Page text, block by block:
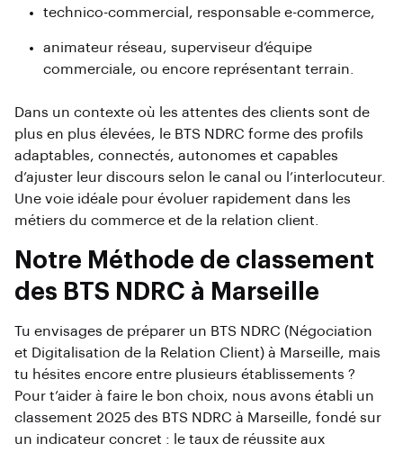
technico-commercial, responsable e-commerce,
animateur réseau, superviseur d’équipe
commerciale, ou encore représentant terrain.
Dans un contexte où les attentes des clients sont de
plus en plus élevées, le BTS NDRC forme des profils
adaptables, connectés, autonomes et capables
d’ajuster leur discours selon le canal ou l’interlocuteur.
Une voie idéale pour évoluer rapidement dans les
métiers du commerce et de la relation client.
Notre Méthode de classement
des BTS NDRC à Marseille
Tu envisages de préparer un BTS NDRC (Négociation
et Digitalisation de la Relation Client) à Marseille, mais
tu hésites encore entre plusieurs établissements ?
Pour t’aider à faire le bon choix, nous avons établi un
classement 2025 des BTS NDRC à Marseille, fondé sur
un indicateur concret : le taux de réussite aux